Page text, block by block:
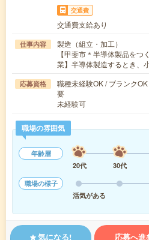
交通費
交通費支給あり
仕事内容
製造（組立・加工）
【甲斐市＊半導体製品を
業】半導体製造するとき、
応募資格
職種未経験OK / ブランク
要
未経験可
職場の雰囲気
年齢層
20代
30代
職場の様子
活気がある
気になる! 応募へ進